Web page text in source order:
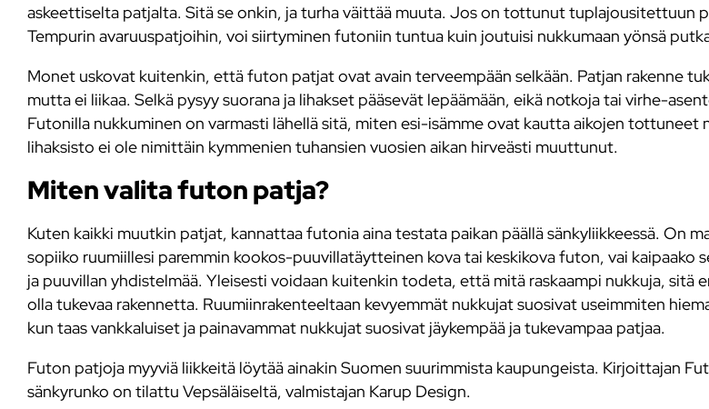
askeettiselta patjalta. Sitä se onkin, ja turha väittää muuta. Jos on tottunut tuplajousitettuun
Tempurin avaruuspatjoihin, voi siirtyminen futoniin tuntua kuin joutuisi nukkumaan yönsä
Monet uskovat kuitenkin, että futon patjat ovat avain terveempään selkään. Patjan rakenne
mutta ei liikaa. Selkä pysyy suorana ja lihakset pääsevät lepäämään, eikä notkoja tai virhe-
Futonilla nukkuminen on varmasti lähellä sitä, miten esi-isämme ovat kautta aikojen tottuneet
lihaksisto ei ole nimittäin kymmenien tuhansien vuosien aikan hirveästi muuttunut.
Miten valita futon patja?
Kuten kaikki muutkin patjat, kannattaa futonia aina testata paikan päällä sänkyliikkeessä. On
sopiiko ruumiillesi paremmin kookos-puuvillatäytteinen kova tai keskikova futon, vai kaipaako
ja puuvillan yhdistelmää. Yleisesti voidaan kuitenkin todeta, että mitä raskaampi nukkuja, sitä
olla tukevaa rakennetta. Ruumiinrakenteeltaan kevyemmät nukkujat suosivat useimmiten
kun taas vankkaluiset ja painavammat nukkujat suosivat jäykempää ja tukevampaa patjaa.
Futon patjoja myyviä liikkeitä löytää ainakin Suomen suurimmista kaupungeista. Kirjoittajan
sänkyrunko on tilattu Vepsäläiseltä, valmistajan Karup Design.